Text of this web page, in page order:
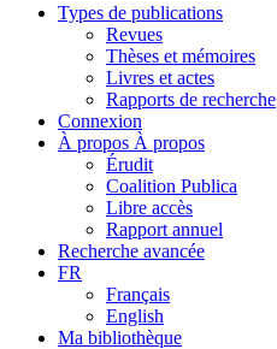
Types de publications
Revues
Thèses et mémoires
Livres et actes
Rapports de recherche
Connexion
À propos À propos
Érudit
Coalition Publica
Libre accès
Rapport annuel
Recherche avancée
FR
Français
English
Ma bibliothèque